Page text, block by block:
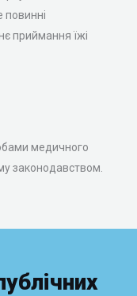
повинні
приймання їжі
медичного
законодавством.